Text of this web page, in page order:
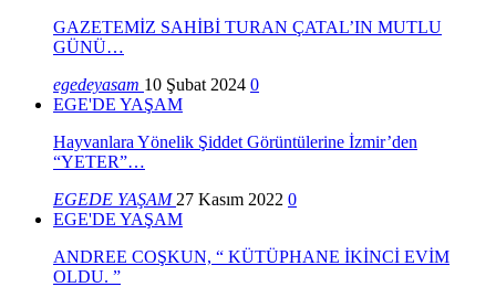
GAZETEMİZ SAHİBİ TURAN ÇATAL’IN MUTLU
GÜNÜ…
egedeyasam 10 Şubat 2024 0
EGE'DE YAŞAM
Hayvanlara Yönelik Şiddet Görüntülerine İzmir’den
“YETER”…
EGEDE YAŞAM 27 Kasım 2022 0
EGE'DE YAŞAM
ANDREE COŞKUN, “ KÜTÜPHANE İKİNCİ EVİM
OLDU. ”